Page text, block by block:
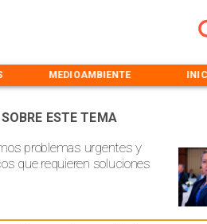
MEDIOAMBIENTE
problemas urgentes y
que requieren soluciones
ESTE TEMA